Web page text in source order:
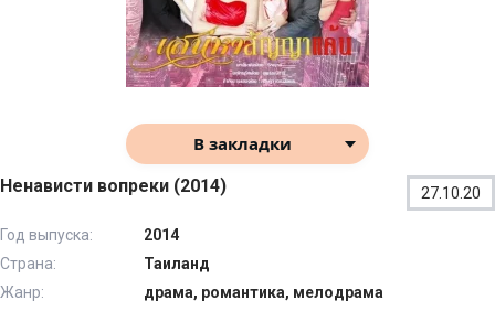
В закладки
Ненависти вопреки (2014) 27.10.20
Год выпуска:
2014
Страна:
Таиланд
Жанр:
драма, романтика, мелодрама